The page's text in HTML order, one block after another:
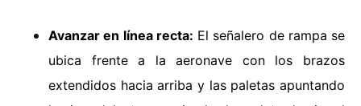
Avanzar en línea recta: El señalero de rampa se
ubica frente a la aeronave con los brazos
extendidos hacia arriba y las paletas apuntando